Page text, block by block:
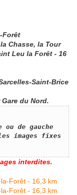
Forêt
Chasse, la Tour
Leu la Forêt - 16
Saint-Brice
du Nord.
de gauche
images fixes
interdites.